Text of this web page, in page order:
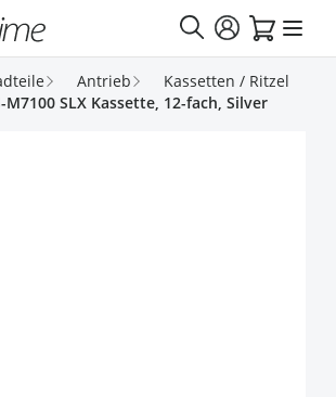
Antrieb
Kassetten / Ritzel
M7100 SLX Kassette, 12-fach, Silver